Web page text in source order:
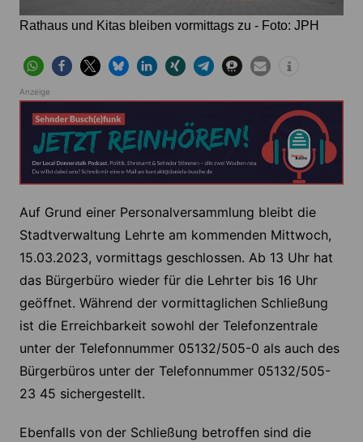
Rathaus und Kitas bleiben vormittags zu - Foto: JPH
Anzeige
Auf Grund einer Personalversammlung bleibt die
Stadtverwaltung Lehrte am kommenden Mittwoch,
15.03.2023, vormittags geschlossen. Ab 13 Uhr hat
das Bürgerbüro wieder für die Lehrter bis 16 Uhr
geöffnet. Während der vormittaglichen Schließung
ist die Erreichbarkeit sowohl der Telefonzentrale
unter der Telefonnummer 05132/505-0 als auch des
Bürgerbüros unter der Telefonnummer 05132/505-
23 45 sichergestellt.
Ebenfalls von der Schließung betroffen sind die